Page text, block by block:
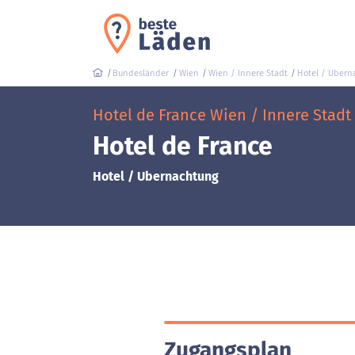
Bundesländer Wien Wien / Innere Stadt Hotel /
Hotel de France Wien / Innere
Hotel de France
Hotel / Ubernachtung